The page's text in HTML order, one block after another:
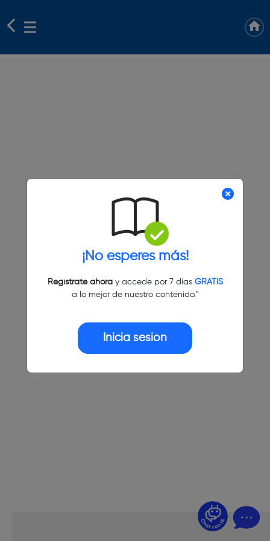
¡No esperes más!
Regístrate ahoray accede por 7 días GRATIS
a lo mejor de nuestro contenido."
Inicia sesión